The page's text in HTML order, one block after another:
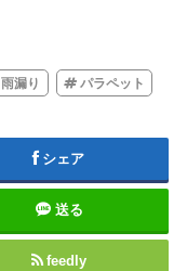
雨漏り パラペット
シェア
送る
feedly